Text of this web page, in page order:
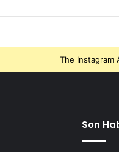
The Instagram
Son